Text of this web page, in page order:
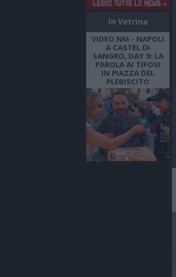
In Vetrina
VIDEO NM - NAPOLI
A CASTEL DI
SANGRO, DAY 9: LA
PAROLA AI TIFOSI
IN PIAZZA DEL
PLEBISCITO